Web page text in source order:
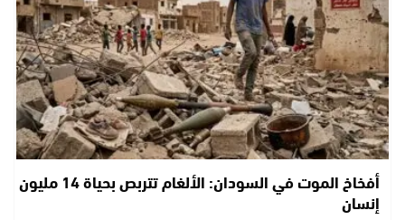
أفخاخ الموت في السودان: الألغام تتربص بحياة 14 مليون
إنسان